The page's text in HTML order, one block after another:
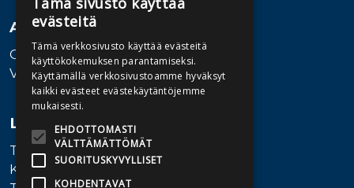
Asiakaspalvelu
Ota yhteyttä
Vaihde: 010 345100
Lisätietoa
Toimitusehdot
Käyttöohjeet
evästeitä
Tämä verkkosivusto käyttää evästeitä
käyttökokemuksen parantamiseksi.
Käyttämällä verkkosivustoamme hyväksyt
kaikki evästeet evästekäytäntöjemme
mukaisesti.
EHDOTTOMASTI
VÄLTTÄMÄTTÖMÄT
SUORITUSKYVYLLISET
KOHDENTAVAT